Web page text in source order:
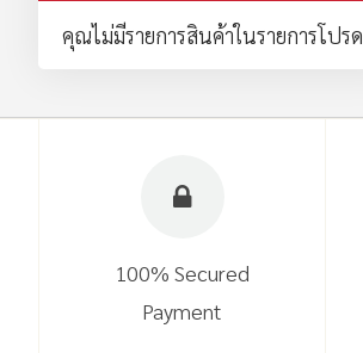
คุณไม่มีรายการสินค้าในรายการโปรด
100% Secured
Payment